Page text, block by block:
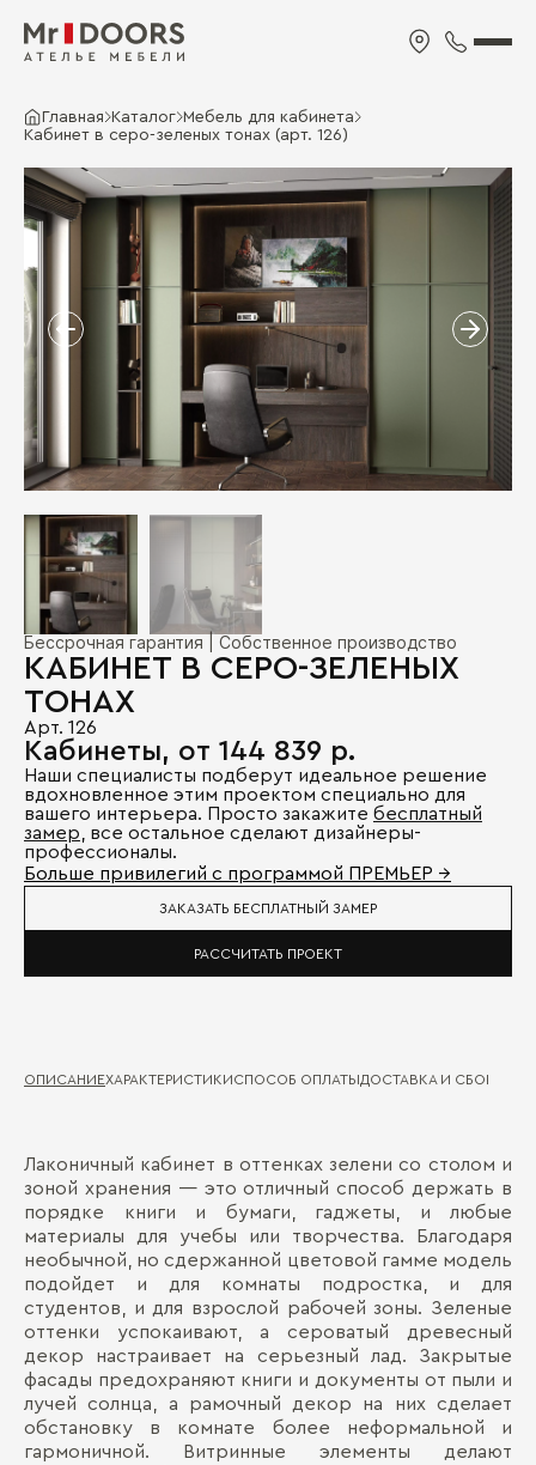
Главная Каталог Мебель для кабинета
Кабинет в серо-зеленых тонах (арт. 126)
Бессрочная гарантия | Собственное производство
КАБИНЕТ В СЕРО-ЗЕЛЕНЫХ
ТОНАХ
Арт. 126
Кабинеты, от 144 839 р.
Наши специалисты подберут идеальное решение
вдохновленное этим проектом специально для
вашего интерьера. Просто закажите бесплатный
замер , все остальное сделают дизайнеры-
профессионалы.
Больше привилегий с программой ПРЕМЬЕР →
ЗАКАЗАТЬ БЕСПЛАТНЫЙ ЗАМЕР
РАССЧИТАТЬ ПРОЕКТ
ОПИСАНИЕХАРАКТЕРИСТИКИСПОСОБ ОПЛАТЫДОСТАВКА И СБОРКА
Лаконичный кабинет в оттенках зелени со столом и
зоной хранения — это отличный способ держать в
порядке книги и бумаги, гаджеты, и любые
материалы для учебы или творчества. Благодаря
необычной, но сдержанной цветовой гамме модель
подойдет и для комнаты подростка, и для
студентов, и для взрослой рабочей зоны. Зеленые
оттенки успокаивают, а сероватый древесный
декор настраивает на серьезный лад. Закрытые
фасады предохраняют книги и документы от пыли и
лучей солнца, а рамочный декор на них сделает
обстановку в комнате более неформальной и
гармоничной. Витринные элементы делают